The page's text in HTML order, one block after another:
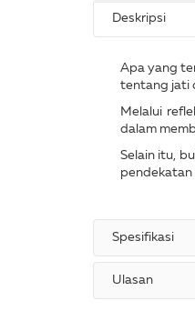
Deskripsi
Apa yang
tentang jati
Melalui
dalam
Selain itu,
pendekatan
Spesifikasi
Ulasan